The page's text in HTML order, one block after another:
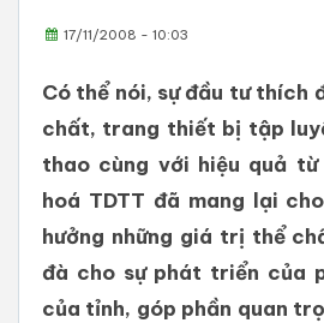
17/11/2008 - 10:03
Có thể nói, sự đầu tư thích
chất, trang thiết bị tập
thao cùng với hiệu quả
hoá TDTT đã mang lại
hưởng những giá trị thể
đà cho sự phát triển của
của tỉnh, góp phần quan